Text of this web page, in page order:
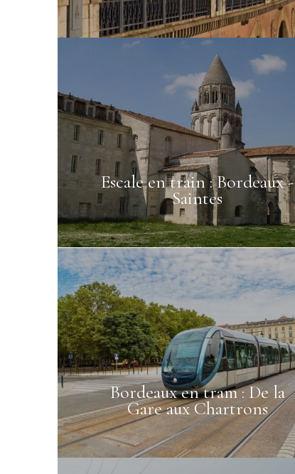
Escale en train : Bordeaux -
Saintes
Bordeaux en tram : De la
Gare aux Chartrons